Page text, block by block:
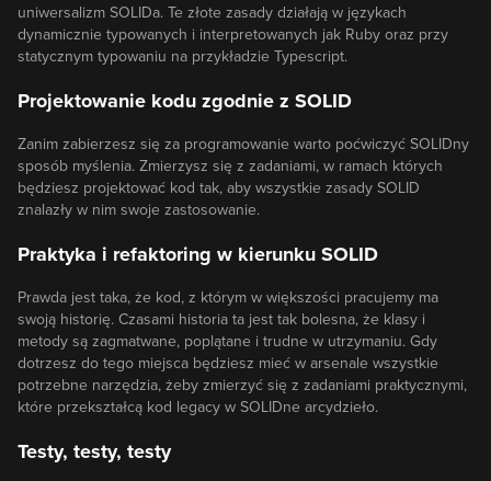
uniwersalizm SOLIDa. Te złote zasady działają w językach
dynamicznie typowanych i interpretowanych jak Ruby oraz przy
statycznym typowaniu na przykładzie Typescript.
Projektowanie kodu zgodnie z SOLID
Zanim zabierzesz się za programowanie warto poćwiczyć SOLIDny
sposób myślenia. Zmierzysz się z zadaniami, w ramach których
będziesz projektować kod tak, aby wszystkie zasady SOLID
znalazły w nim swoje zastosowanie.
Praktyka i refaktoring w kierunku SOLID
Prawda jest taka, że kod, z którym w większości pracujemy ma
swoją historię. Czasami historia ta jest tak bolesna, że klasy i
metody są zagmatwane, poplątane i trudne w utrzymaniu. Gdy
dotrzesz do tego miejsca będziesz mieć w arsenale wszystkie
potrzebne narzędzia, żeby zmierzyć się z zadaniami praktycznymi,
które przekształcą kod legacy w SOLIDne arcydzieło.
Testy, testy, testy